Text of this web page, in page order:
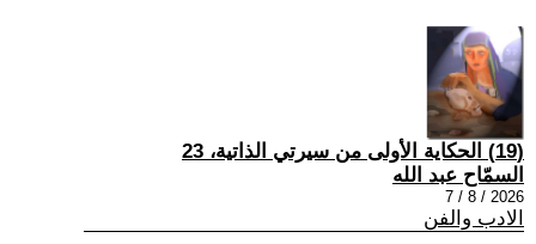
(19) الحكاية الأولى من سيرتي الذاتية، 23
السمّاح عبد الله
2026 / 8 / 7
الادب والفن